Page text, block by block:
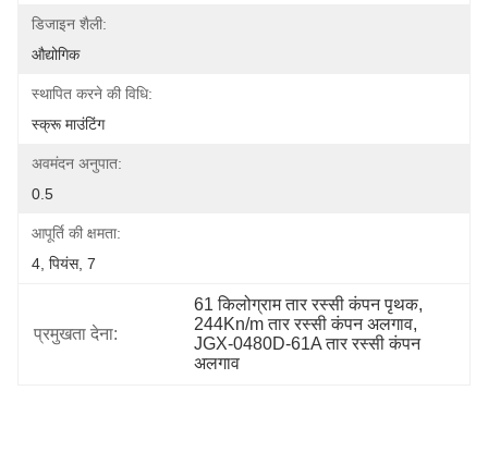
डिजाइन शैली:
औद्योगिक
स्थापित करने की विधि:
स्क्रू माउंटिंग
अवमंदन अनुपात:
0.5
आपूर्ति की क्षमता:
4, पियंस, 7
प्रमुखता देना:
61 किलोग्राम तार रस्सी कंपन पृथक,
244Kn/m तार रस्सी कंपन अलगाव,
JGX-0480D-61A तार रस्सी कंपन
अलगाव